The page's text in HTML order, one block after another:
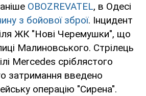
OBOZREVATEL, в Одесі
з бойової зброї. Інцидент
ЖК "Нові Черемушки", що
Малиновського. Стрілець
Mercedes сріблястого
затримання введено
операцію "Сирена".